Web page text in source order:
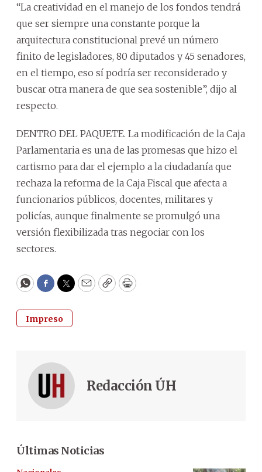
“La creatividad en el manejo de los fondos tendrá
que ser siempre una constante porque la
arquitectura constitucional prevé un número
finito de legisladores, 80 diputados y 45 senadores,
en el tiempo, eso sí podría ser reconsiderado y
buscar otra manera de que sea sostenible”, dijo al
respecto.
DENTRO DEL PAQUETE. La modificación de la Caja
Parlamentaria es una de las promesas que hizo el
cartismo para dar el ejemplo a la ciudadanía que
rechaza la reforma de la Caja Fiscal que afecta a
funcionarios públicos, docentes, militares y
policías, aunque finalmente se promulgó una
versión flexibilizada tras negociar con los
sectores.
WhatsApp
Facebook
Twitter
EmailCopyPrint
Impreso
Redacción ÚH
Últimas Noticias